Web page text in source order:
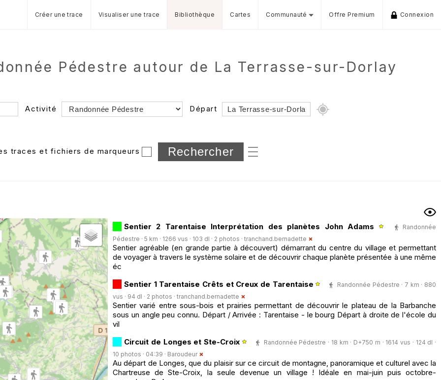
Créer une trace Visualiser une trace Bibliothèque Cartes Communauté Offre Premium Connexion
Pédestre autour de La Terrasse-sur-Dorlay
Activité Départ
Dossier
et sous-dossiers
traces et fichiers de marqueurs
Sentier 2 Tarentaise Interprétation des planètes John Adams
Randonnée
Pédestre · 5 km · 1266 vus · 103 dl · 2 photos · tranchand.bernadette
Sentier agréable (en grande partie à découvert) démarrant du centre du village et permettant
de voyager à travers le système solaire et de découvrir chaque planète présentée à une même
éc
Sentier 1 Tarentaise Crêts et Creux de Tarentaise
Randonnée Pédestre · 7 km · 880
vus · 94 dl · 2 photos · tranchand.bernadette
Sentier varié entre sous-bois et prairies permettant de découvrir le plateau de la Barbanche
sous un angle peu connu. Départ / Arrivée : Tarentaise - le bourg Départ à droite de l'école du
vil
Circuit de Longes et Ste-Croix
Randonnée Pédestre · 18 km · D+750 m · 1614 vus · 124 dl ·
10 photos · 04:39 · Baroudeur
Au départ de Longes, que du plaisir sur ce circuit de montagne, panoramique et culturel avec la
Chartreuse de Ste-Croix, la seule devenue un village ! Idéale en mai-juin puis octobre-